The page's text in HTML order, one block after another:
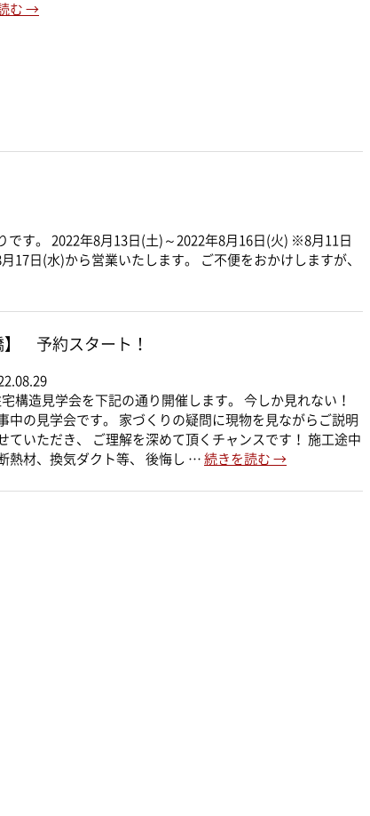
む →
す。 2022年8月13日(土)～2022年8月16日(火) ※8月11日
17日(水)から営業いたします。 ご不便をおかけしますが、
】 予約スタート！
構造見学会を下記の通り開催します。 今しか見れない！
中の見学会です。 家づくりの疑問に現物を見ながらご説明
ていただき、 ご理解を深めて頂くチャンスです！ 施工途中
熱材、換気ダクト等、 後悔し … 続きを読む →